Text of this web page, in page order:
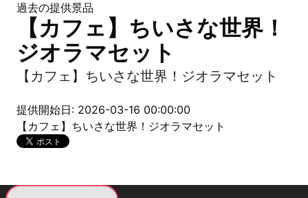
過去の提供景品
【カフェ】ちいさな世界！
ジオラマセット
【カフェ】ちいさな世界！ジオラマセット
提供開始日: 2026-03-16 00:00:00
【カフェ】ちいさな世界！ジオラマセット